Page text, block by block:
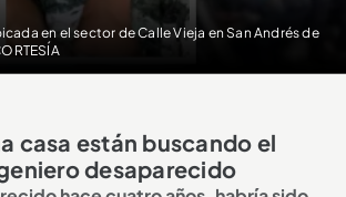
en el sector de Calle Vieja en San Andrés de
casa están buscando el
desaparecido